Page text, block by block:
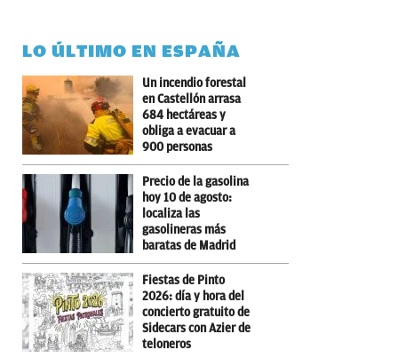
LO ÚLTIMO EN ESPAÑA
Un incendio forestal
en Castellón arrasa
684 hectáreas y
obliga a evacuar a
900 personas
Precio de la gasolina
hoy 10 de agosto:
localiza las
gasolineras más
baratas de Madrid
Fiestas de Pinto
2026: día y hora del
concierto gratuito de
Sidecars con Azier de
teloneros